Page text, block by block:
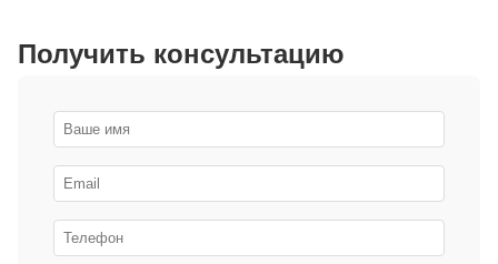
Получить консультацию